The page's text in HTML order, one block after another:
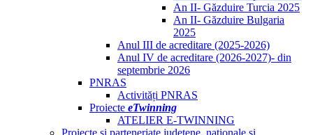
An II- Găzduire Turcia 2025
An II- Găzduire Bulgaria
2025
Anul III de acreditare (2025-2026)
Anul IV de acreditare (2026-2027)- din
septembrie 2026
PNRAS
Activități PNRAS
Proiecte eTwinning
ATELIER E-TWINNING